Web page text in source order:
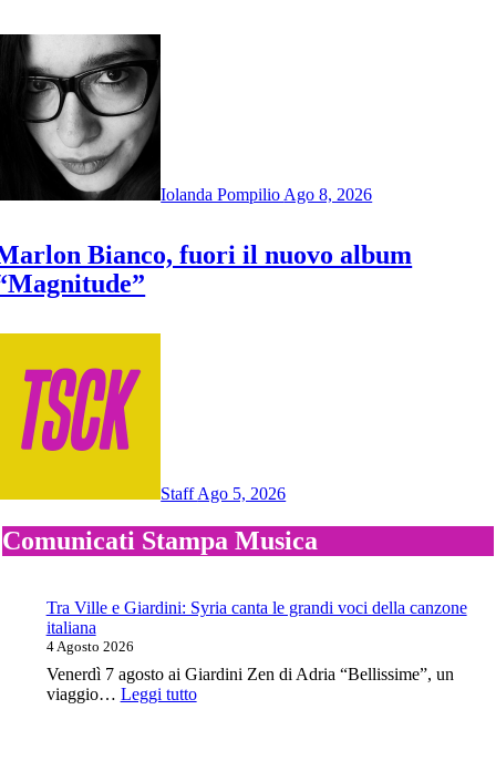
Iolanda Pompilio Ago 8, 2026
Bianco, fuori il nuovo album
StaffAgo 5, 2026
Comunicati Stampa Musica
Tra Ville e Giardini: Syria canta le grandi voci della canzone
italiana
4 Agosto 2026
Venerdì 7 agosto ai Giardini Zen di Adria “Bellissime”, un
viaggio… Leggi tutto: